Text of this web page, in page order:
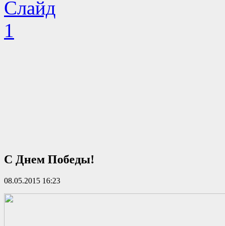
С Днем Победы!
08.05.2015 16:23